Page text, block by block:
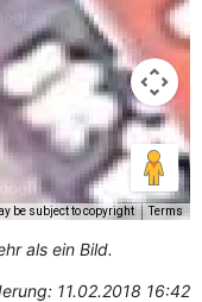
be subject to copyright Terms
als ein Bild.
11.02.2018 16:42